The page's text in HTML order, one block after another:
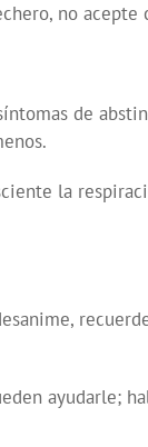
no acepte
de
la
ayudarle;